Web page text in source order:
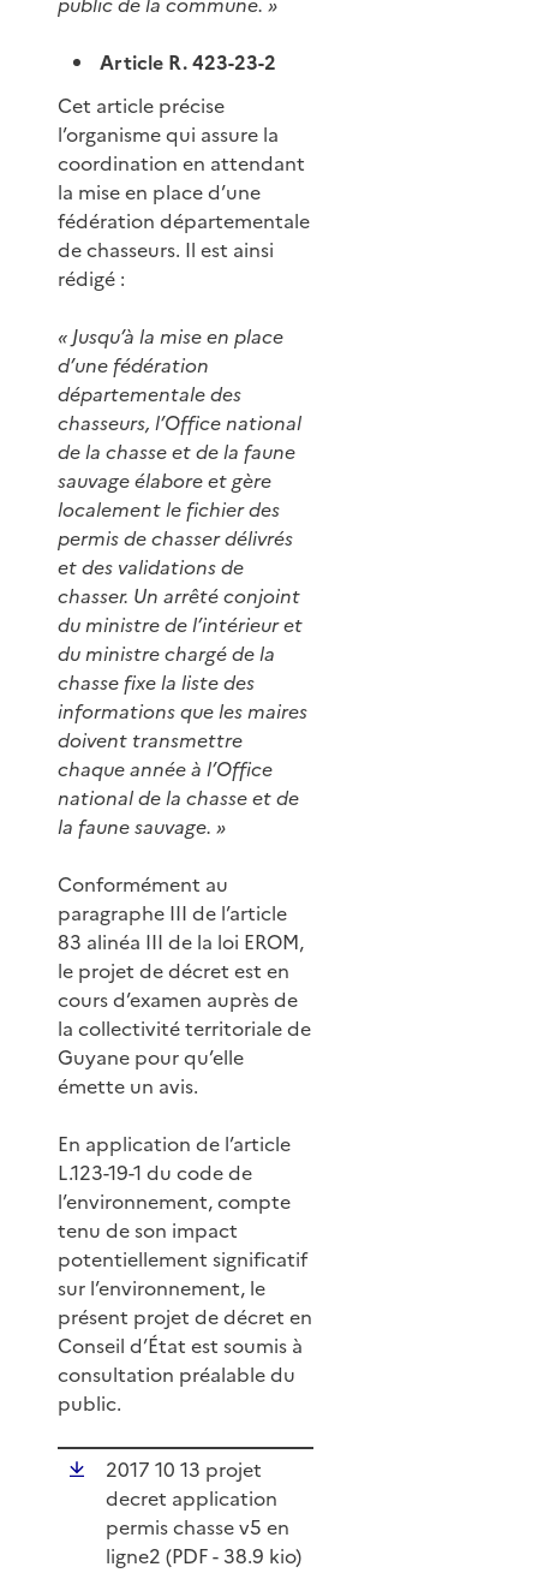
Article R. 423-23-2
Cet article précise
l’organisme qui assure la
coordination en attendant
la mise en place d’une
fédération départementale
de chasseurs. Il est ainsi
rédigé :
« Jusqu’à la mise en place
d’une fédération
départementale des
chasseurs, l’Office national
de la chasse et de la faune
sauvage élabore et gère
localement le fichier des
permis de chasser délivrés
et des validations de
chasser. Un arrêté conjoint
du ministre de l’intérieur et
du ministre chargé de la
chasse fixe la liste des
informations que les maires
doivent transmettre
chaque année à l’Office
national de la chasse et de
la faune sauvage. »
Conformément au
paragraphe III de l’article
83 alinéa III de la loi EROM,
le projet de décret est en
cours d’examen auprès de
la collectivité territoriale de
Guyane pour qu’elle
émette un avis.
En application de l’article
L.123-19-1 du code de
l’environnement, compte
tenu de son impact
potentiellement significatif
sur l’environnement, le
présent projet de décret en
Conseil d’État est soumis à
consultation préalable du
public.
2017 10 13 projet
decret application
permis chasse v5 en
ligne2 (PDF- 38.9 kio)